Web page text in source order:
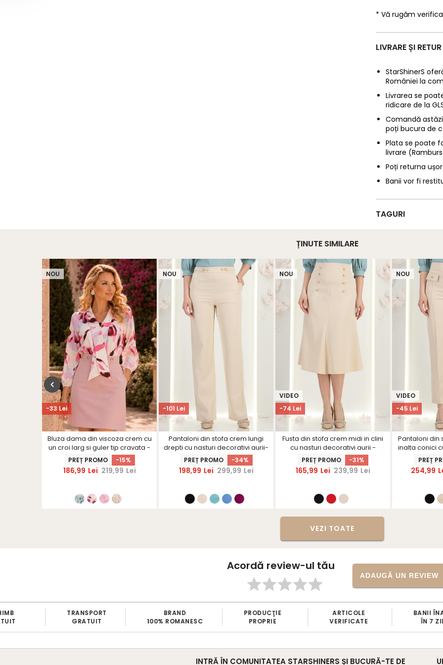
* Vă rugăm
LIVRARE ȘI RETUR
StarShinerS
României la
Livrarea se
ridicare de la
Comandă
poți bucura de
Plata se poate
livrare
Poți returna
Banii vor fi
TAGURI
ȚINUTE SIMILARE
-33 Lei
NOU
Bluza dama din viscoza crem cu
un croi larg si guler tip cravata -
StarShinerS
PREȚ PROMO -15%
186,99 Lei 219,99 Lei
-101 Lei
NOU
Pantaloni din stofa crem lungi
drepti cu nasturi decorativi aurii-
StarShinerS
PREȚ PROMO -34%
198,99 Lei 299,99 Lei
-74 Lei
VIDEO
NOU
Fusta din stofa crem midi in clini
cu nasturi decorativi aurii -
StarShinerS
PREȚ PROMO -31%
165,99 Lei 239,99 Lei
-45 Lei
VIDEO
NOU
Pantaloni din
inalta conici
PREȚ
254,99
VEZI TOATE
Acordă review-ul tău
ADAUGĂ UN REVIEW
TRANSPORT
GRATUIT
100% ROMANESC
PRODUCŢIE
PROPRIE
ARTICOLE
VERIFICATE
BANII ÎNAPOI
ÎN 7 ZILE
INTRĂ ÎN COMUNITATEA STARSHINERS ȘI BUCURĂ-TE DE